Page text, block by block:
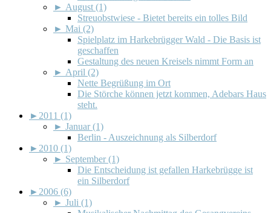
► August (1)
Streuobstwiese - Bietet bereits ein tolles Bild
► Mai (2)
Spielplatz im Harkebrügger Wald - Die Basis ist
geschaffen
Gestaltung des neuen Kreisels nimmt Form an
► April (2)
Nette Begrüßung im Ort
Die Störche können jetzt kommen, Adebars Haus
steht.
► 2011 (1)
► Januar (1)
Berlin - Auszeichnung als Silberdorf
► 2010 (1)
► September (1)
Die Entscheidung ist gefallen Harkebrügge ist
ein Silberdorf
► 2006 (6)
► Juli (1)